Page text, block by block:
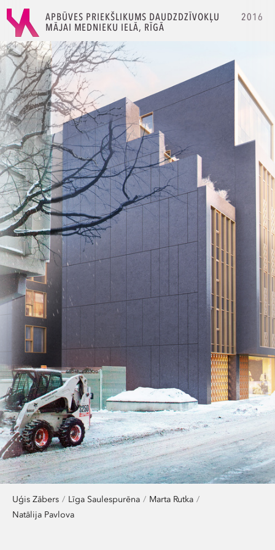
APBŪVES PRIEKŠLIKUMS DAUDZDZĪVOKĻU
MĀJAI MEDNIEKU IELĀ, RĪGĀ
2016
Uģis Zābers Līga Saulespurēna
Marta Rutka
Natālija Pavlova